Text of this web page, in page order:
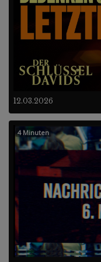
12.03.2026
4 Minuten